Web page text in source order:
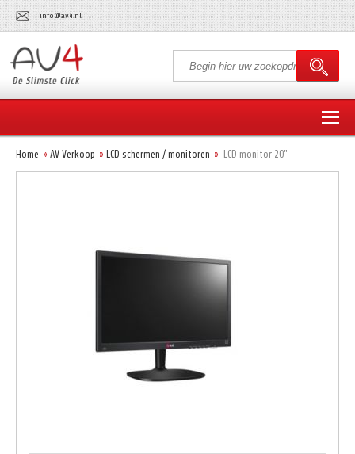
info@av4.nl
Home AV Verkoop LCD schermen / monitoren LCD monitor 20"